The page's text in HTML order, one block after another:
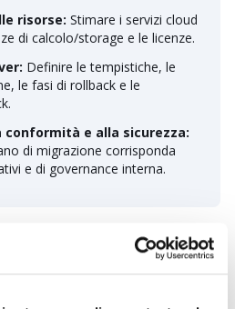
risorse: Stimare i servizi cloud
di calcolo/storage e le licenze.
Definire le tempistiche, le
le fasi di rollback e le
e alla sicurezza:
di migrazione corrisponda
e di governance interna.